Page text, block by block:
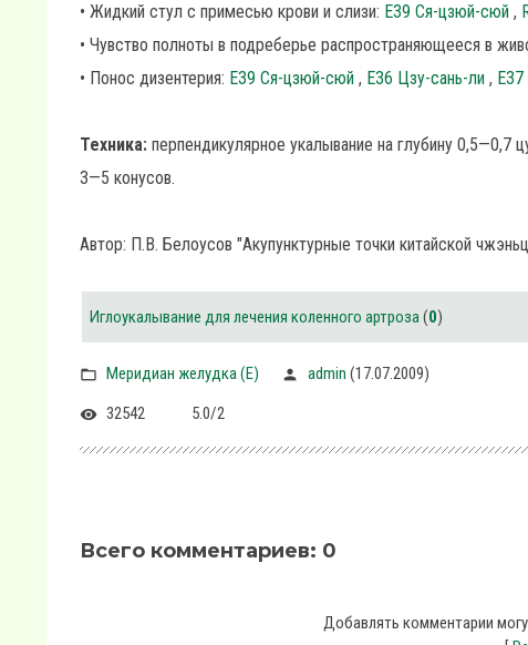
• Жидкий стул с примесью крови и слизи: E39 Ся-цзюй-сюй ,
• Чувство полноты в подреберье распространяющееся в
• Понос дизентерия: E39 Ся-цзюй-сюй , E36 Цзу-сань-ли ,
Техника: перпендикулярное укалывание на глубину 0,5—0,7
3—5 конусов.
Автор: П.В. Белоусов "Акупунктурные точки китайской
Иглоукалывание для лечения коленного артроза(0)
Меридиан желудка (E) admin (17.07.2009)
32542
5.0/2
Всего комментариев: 0
Добавлять комментарии